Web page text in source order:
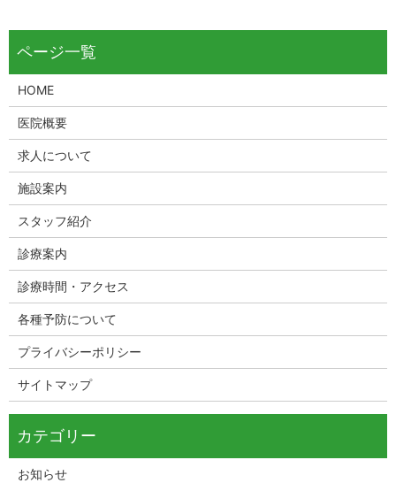
HOME
医院概要
求人について
施設案内
スタッフ紹介
診療案内
診療時間・アクセス
各種予防について
プライバシーポリシー
サイトマップ
お知らせ